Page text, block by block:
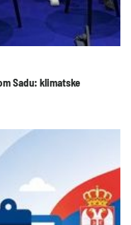
Sadu: klimatske